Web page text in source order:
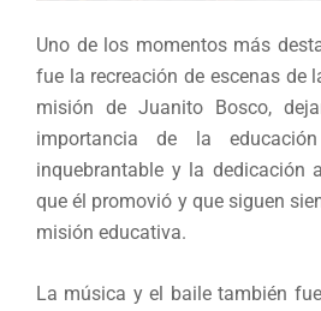
Uno de los momentos más
fue la recreación de escenas de
misión de Juanito Bosco,
importancia de la
inquebrantable y la dedicación
que él promovió y que siguen
misión educativa.
La música y el baile también